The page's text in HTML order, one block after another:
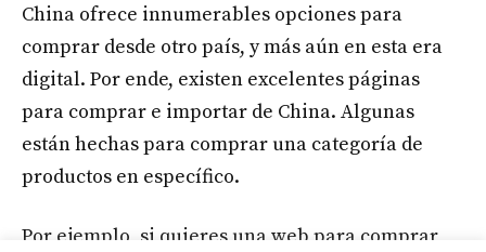
China ofrece innumerables opciones para
comprar desde otro país, y más aún en esta era
digital. Por ende, existen excelentes páginas
para comprar e importar de China. Algunas
están hechas para comprar una categoría de
productos en específico.
Por ejemplo, si quieres una web para comprar